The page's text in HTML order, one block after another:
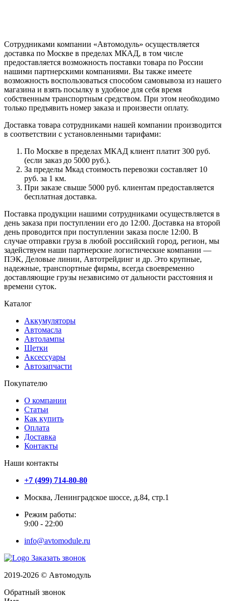
Сотрудниками компании «Автомодуль» осуществляется
доставка по Москве в пределах МКАД, в том числе
предоставляется возможность поставки товара по России
нашими партнерскими компаниями. Вы также имеете
возможность воспользоваться способом самовывоза из нашего
магазина и взять посылку в удобное для себя время
собственным транспортным средством. При этом необходимо
только предъявить номер заказа и произвести оплату.
Доставка товара сотрудниками нашей компании производится
в соответствии с установленными тарифами:
По Москве в пределах МКАД клиент платит 300 руб.
(если заказ до 5000 руб.).
За пределы Мкад стоимость перевозки составляет 10
руб. за 1 км.
При заказе свыше 5000 руб. клиентам предоставляется
бесплатная доставка.
Поставка продукции нашими сотрудниками осуществляется в
день заказа при поступлении его до 12:00. Доставка на второй
день проводится при поступлении заказа после 12:00. В
случае отправки груза в любой российский город, регион, мы
задействуем наши партнерские логистические компании —
ПЭК, Деловые линии, Автотрейдинг и др. Это крупные,
надежные, транспортные фирмы, всегда своевременно
доставляющие грузы независимо от дальности расстояния и
времени суток.
Каталог
Аккумуляторы
Автомасла
Автолампы
Щетки
Аксессуары
Автозапчасти
Покупателю
О компании
Статьи
Как купить
Оплата
Доставка
Контакты
Наши контакты
+7 (499) 714-80-80
Москва, Ленинградское шоссе, д.84, стр.1
Режим работы:
9:00 - 22:00
info@avtomodule.ru
Заказать звонок
2019-2026 © Автомодуль
Обратный звонок